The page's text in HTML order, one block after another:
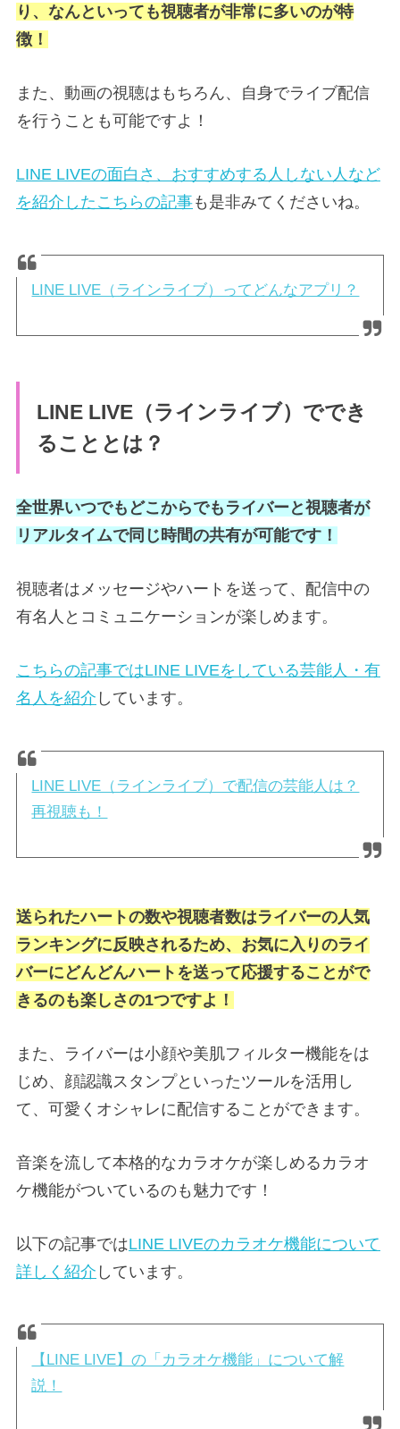
り、なんといっても視聴者が非常に多いのが特
徴！
また、動画の視聴はもちろん、自身でライブ配信
を行うことも可能ですよ！
LINE LIVEの面白さ、おすすめする人しない人など
を紹介したこちらの記事も是非みてくださいね。
LINE LIVE（ラインライブ）ってどんなアプリ？
LINE LIVE（ラインライブ）ででき
ることとは？
全世界いつでもどこからでもライバーと視聴者が
リアルタイムで同じ時間の共有が可能です！
視聴者はメッセージやハートを送って、配信中の
有名人とコミュニケーションが楽しめます。
こちらの記事ではLINE LIVEをしている芸能人・有
名人を紹介 しています。
LINE LIVE（ラインライブ）で配信の芸能人は？
再視聴も！
送られたハートの数や視聴者数はライバーの人気
ランキングに反映されるため、お気に入りのライ
バーにどんどんハートを送って応援することがで
きるのも楽しさの1つですよ！
また、ライバーは小顔や美肌フィルター機能をは
じめ、顔認識スタンプといったツールを活用し
て、可愛くオシャレに配信することができます。
音楽を流して本格的なカラオケが楽しめるカラオ
ケ機能がついているのも魅力です！
以下の記事ではLINE LIVEのカラオケ機能について
詳しく紹介 しています。
【LINE LIVE】の「カラオケ機能」について解
説！